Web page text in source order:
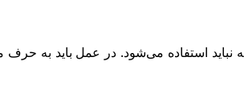
استفاده می‌شود. در عمل باید به